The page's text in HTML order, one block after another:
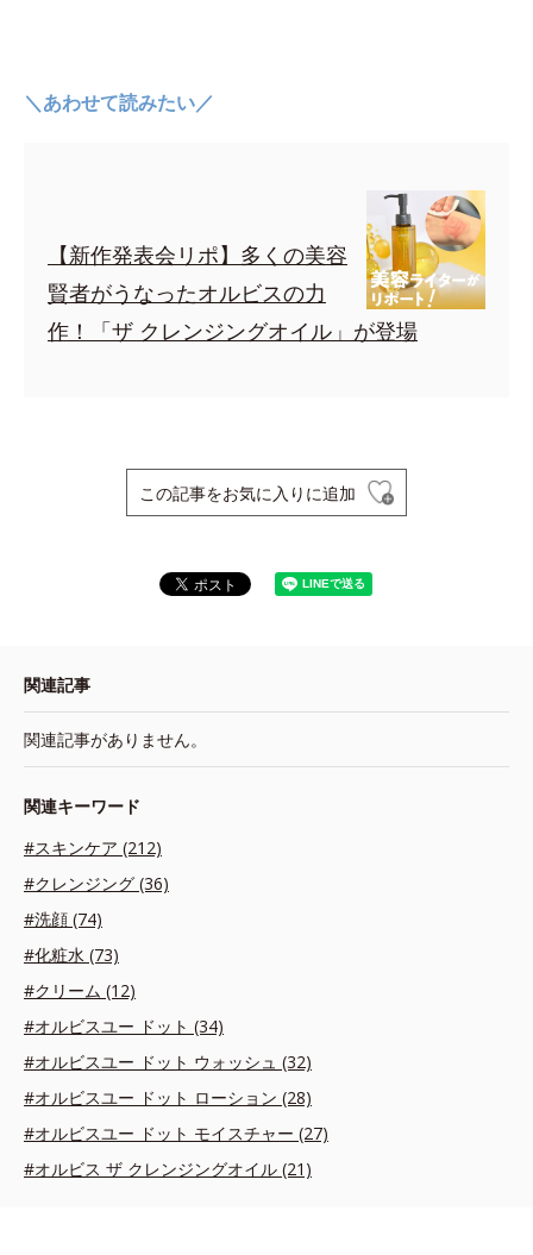
＼あわせて読みたい／
【新作発表会リポ】多くの美容
賢者がうなったオルビスの力
作！「ザ クレンジングオイル」が登場
この記事をお気に入りに追加
関連記事
関連記事がありません。
関連キーワード
#スキンケア (212)
#クレンジング (36)
#洗顔 (74)
#化粧水 (73)
#クリーム (12)
#オルビスユー ドット (34)
#オルビスユー ドット ウォッシュ (32)
#オルビスユー ドット ローション (28)
#オルビスユー ドット モイスチャー (27)
#オルビス ザ クレンジングオイル (21)